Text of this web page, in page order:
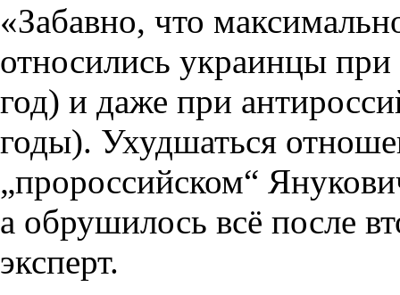
«Забавно, что
относились украинцы
год) и даже при
годы). Ухудшаться
„пророссийском“
а обрушилось всё после
эксперт.